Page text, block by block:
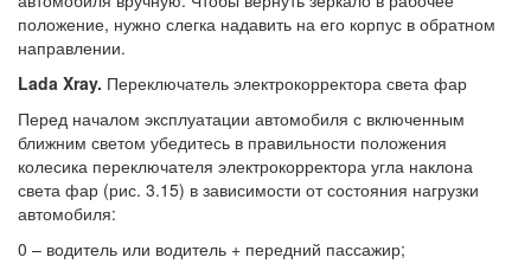
положение, нужно слегка надавить на его корпус в обратном
направлении.
Lada Xray. Переключатель электрокорректора света фар
Перед началом эксплуатации автомобиля с включенным
ближним светом убедитесь в правильности положения
колесика переключателя электрокорректора угла наклона
света фар (рис. 3.15) в зависимости от состояния нагрузки
автомобиля:
0 – водитель или водитель + передний пассажир;